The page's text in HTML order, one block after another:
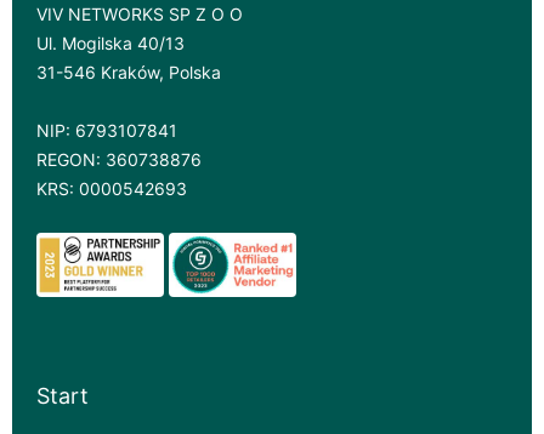
VIV NETWORKS SP Z O O
Ul. Mogilska 40/13
31-546 Kraków, Polska
NIP: 6793107841
REGON: 360738876
KRS: 0000542693
Start